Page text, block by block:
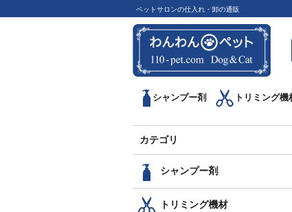
ペットサロンの仕入れ・卸の通販
シャンプー剤 トリミング機
カテゴリ
シャンプー剤
トリミング機材